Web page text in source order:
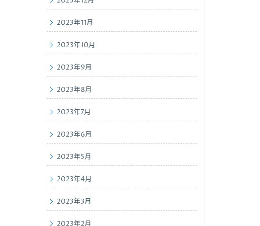
2023年11月
2023年10月
2023年9月
2023年8月
2023年7月
2023年6月
2023年5月
2023年4月
2023年3月
2023年2月